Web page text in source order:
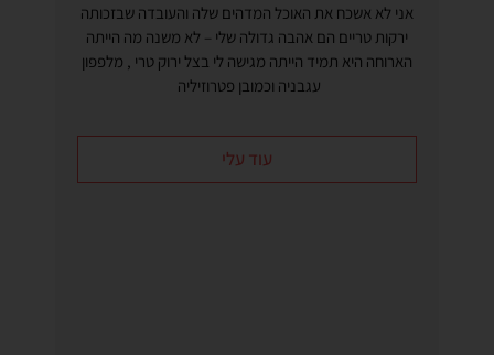
אני לא אשכח את האוכל המדהים שלה והעובדה שבזכותה
ירקות טריים הם אהבה גדולה שלי – לא משנה מה הייתה
הארוחה היא תמיד הייתה מגישה לי בצל ירוק טרי , מלפפון
עגבניה וכמובן פטרוזיליה
עוד עלי